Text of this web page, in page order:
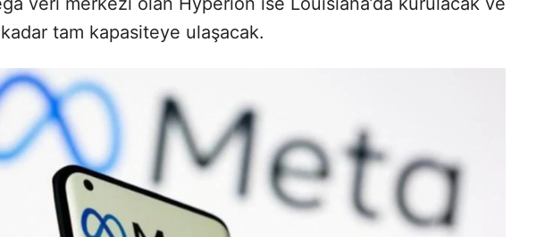
kadar tam kapasiteye ulaşacak.